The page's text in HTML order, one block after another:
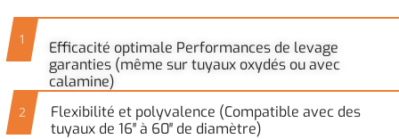
1
Efficacité optimale Performances de levage
garanties (même sur tuyaux oxydés ou avec
calamine)
2
Flexibilité et polyvalence (Compatible avec des
tuyaux de 16ʺ à 60ʺ de diamètre)